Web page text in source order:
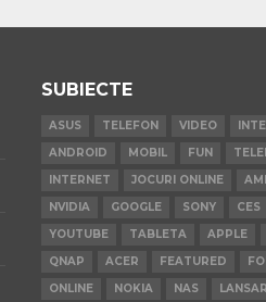
SUBIECTE
ASUS TELEFON VIDEO
ANDROID
MOBIL FUN
INTERNET
JOCURI ONLINE
NVIDIA
GOOGLE SONY CES
YOUTUBE
TABLETA APPLE
QNAP
ACER FEATURED
ONLINE
NOKIA NAS